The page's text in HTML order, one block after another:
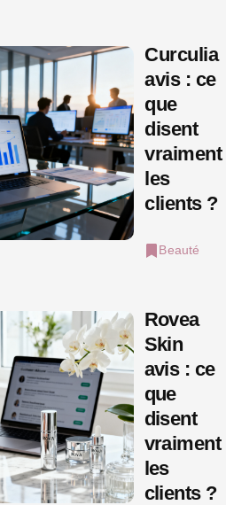
Curculia
avis : ce
que
disent
vraiment
les
clients ?
Beauté
Rovea
Skin
avis : ce
que
disent
vraiment
les
clients ?